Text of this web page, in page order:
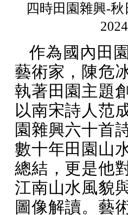
四時田園雜興-
作為國內田
藝術家，陳危
執著田園主題
以南宋詩人范
園雜興六十首
數十年田園山
總結，更是他
江南山水風貌
圖像解讀。藝